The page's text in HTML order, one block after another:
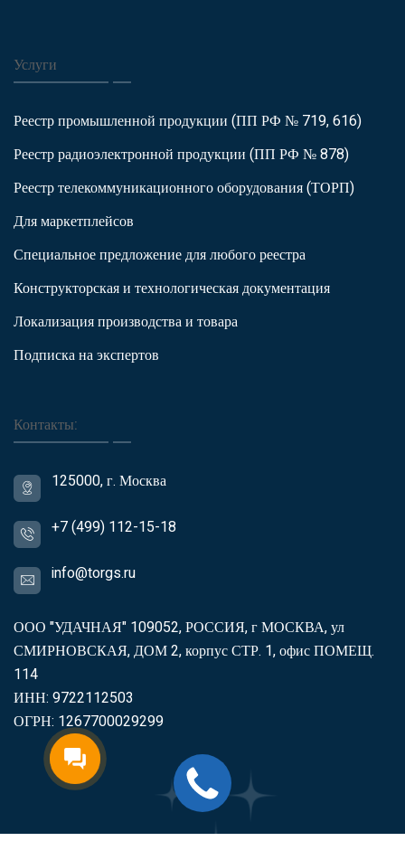
Услуги
Реестр промышленной продукции (ПП РФ № 719, 616)
Реестр радиоэлектронной продукции (ПП РФ № 878)
Реестр телекоммуникационного оборудования (ТОРП)
Для маркетплейсов
Специальное предложение для любого реестра
Конструкторская и технологическая документация
Локализация производства и товара
Подписка на экспертов
Контакты:
125000, г. Москва
+7 (499) 112-15-18
info@torgs.ru
ООО "УДАЧНАЯ" 109052, РОССИЯ, г МОСКВА, ул
СМИРНОВСКАЯ, ДОМ 2, корпус СТР. 1, офис ПОМЕЩ.
114
ИНН: 9722112503
ОГРН: 1267700029299